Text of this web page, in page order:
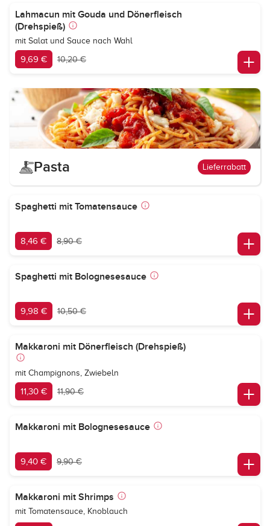
Lahmacun mit Gouda und Dönerfleisch
(Drehspieß)
mit Salat und Sauce nach Wahl
9,69 € 10,20 €
Pasta Lieferrabatt
Spaghetti mit Tomatensauce
8,46 € 8,90 €
Spaghetti mit Bolognesesauce
9,98 € 10,50 €
Makkaroni mit Dönerfleisch (Drehspieß)
mit Champignons, Zwiebeln
11,30 € 11,90 €
Makkaroni mit Bolognesesauce
9,40 € 9,90 €
Makkaroni mit Shrimps
mit Tomatensauce, Knoblauch